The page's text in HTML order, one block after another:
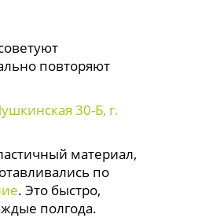
повторяют
30-Б, г.
материал,
по
. Это быстро,
полгода.